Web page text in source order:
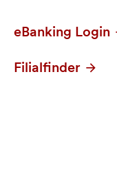
eBanking Login
Filialfinder